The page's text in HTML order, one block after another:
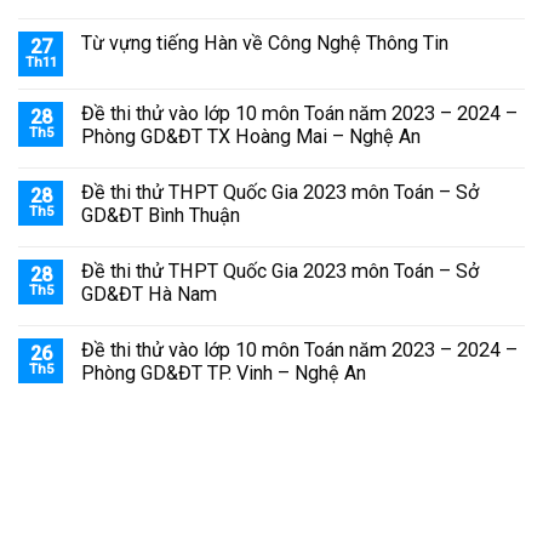
27
Th11
Từ vựng tiếng Hàn về Công Nghệ Thông Tin
28
Th5
Đề thi thử vào lớp 10 môn Toán năm 2023 – 2024 –
Phòng GD&ĐT TX Hoàng Mai – Nghệ An
28
Th5
Đề thi thử THPT Quốc Gia 2023 môn Toán – Sở
GD&ĐT Bình Thuận
28
Th5
Đề thi thử THPT Quốc Gia 2023 môn Toán – Sở
GD&ĐT Hà Nam
26
Th5
Đề thi thử vào lớp 10 môn Toán năm 2023 – 2024 –
Phòng GD&ĐT TP. Vinh – Nghệ An